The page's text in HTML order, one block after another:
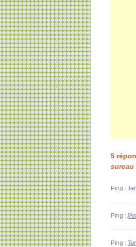
5
sureau
Ping :
Ping :
Ping :